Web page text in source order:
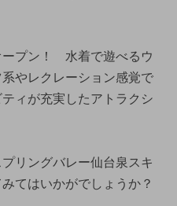
ープン！ 水着で遊べるウ
やレクレーション感覚で
ィが充実したアトラクシ
リングバレー仙台泉スキ
てはいかがでしょうか？